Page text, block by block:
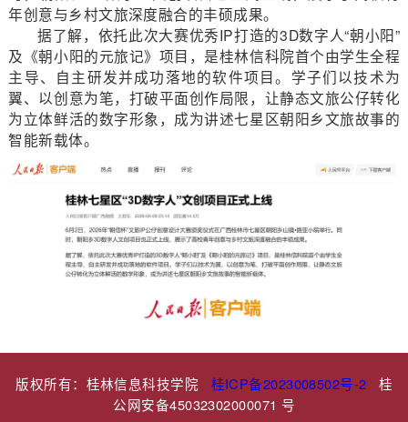
年创意与乡村文旅深度融合的丰硕成果。
据了解，依托此次大赛优秀IP打造的3D数字人“朝小阳”
及《朝小阳的元旅记》项目，是桂林信科院首个由学生全程
主导、自主研发并成功落地的软件项目。学子们以技术为
翼、以创意为笔，打破平面创作局限，让静态文旅公仔转化
为立体鲜活的数字形象，成为讲述七星区朝阳乡文旅故事的
智能新载体。
版权所有：桂林信息科技学院 桂ICP备2023008502号-2 桂
公网安备45032302000071 号